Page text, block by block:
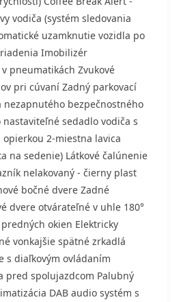
vodiča (systém sledovania
uzamknutie vozidla po
Imobilizér
pneumatikách Zvukové
pri cúvaní Zadný parkovací
nezapnutého bezpečnostného
nastaviteľné sedadlo vodiča s
2-miestna lavica
na sedenie) Látkové čalúnenie
nelakovaný - čierny plast
bočné dvere Zadné
dvere otvárateľné v uhle 180°
okien Elektricky
vonkajšie spätné zrkadlá
s diaľkovým ovládaním
pred spolujazdcom Palubný
DAB audio systém s